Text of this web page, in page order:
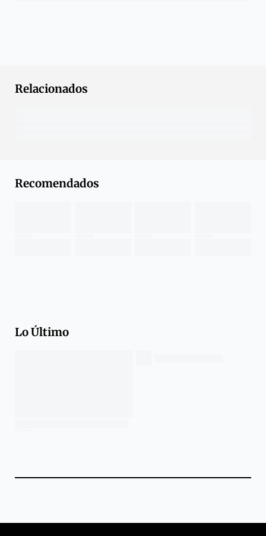
Relacionados
Recomendados
Lo Último